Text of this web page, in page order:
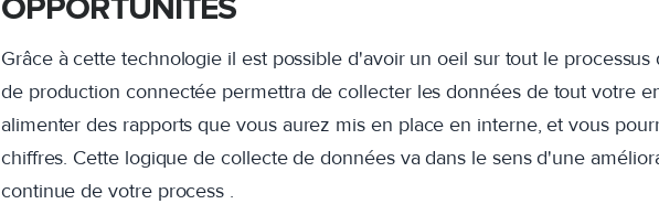
OPPORTUNITÉS
Grâce à cette technologie il est possible d'avoir un oeil sur tout le
de production connectée permettra de collecter les données de tout votre
alimenter des rapports que vous aurez mis en place en interne, et vous
chiffres. Cette logique de collecte de données va dans le sens d'une
continue de votre process .